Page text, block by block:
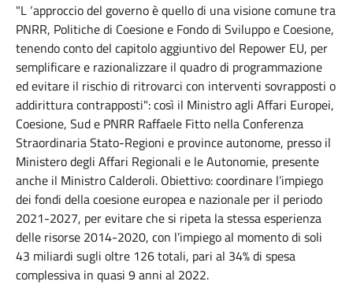
"L ‘approccio del governo è quello di una visione comune tra
PNRR, Politiche di Coesione e Fondo di Sviluppo e Coesione,
tenendo conto del capitolo aggiuntivo del Repower EU, per
semplificare e razionalizzare il quadro di programmazione
ed evitare il rischio di ritrovarci con interventi sovrapposti o
addirittura contrapposti": così il Ministro agli Affari Europei,
Coesione, Sud e PNRR Raffaele Fitto nella Conferenza
Straordinaria Stato-Regioni e province autonome, presso il
Ministero degli Affari Regionali e le Autonomie, presente
anche il Ministro Calderoli. Obiettivo: coordinare l’impiego
dei fondi della coesione europea e nazionale per il periodo
2021-2027, per evitare che si ripeta la stessa esperienza
delle risorse 2014-2020, con l’impiego al momento di soli
43 miliardi sugli oltre 126 totali, pari al 34% di spesa
complessiva in quasi 9 anni al 2022.